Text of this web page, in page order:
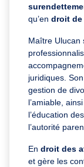
qu’en droit de
Maître Ulucan
juridiques.
gestion de
l’amiable,
l’éducation
l’autorité
En droit des
et gère les